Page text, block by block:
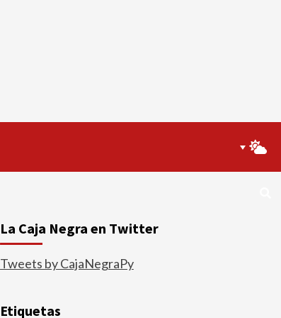
La Caja Negra en Twitter
Tweets by CajaNegraPy
Etiquetas